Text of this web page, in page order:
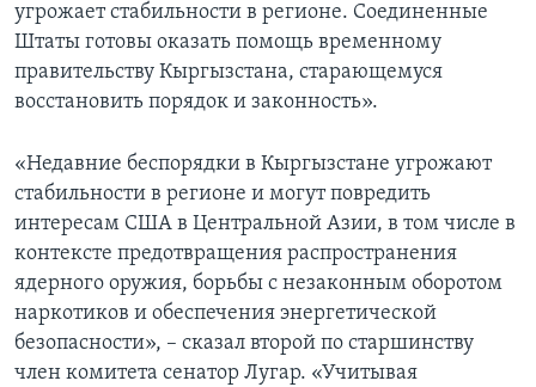
угрожает стабильности в регионе. Соединенные
Штаты готовы оказать помощь временному
правительству Кыргызстана, старающемуся
восстановить порядок и законность».
«Недавние беспорядки в Кыргызстане угрожают
стабильности в регионе и могут повредить
интересам США в Центральной Азии, в том числе в
контексте предотвращения распространения
ядерного оружия, борьбы с незаконным оборотом
наркотиков и обеспечения энергетической
безопасности», – сказал второй по старшинству
член комитета сенатор Лугар. «Учитывая